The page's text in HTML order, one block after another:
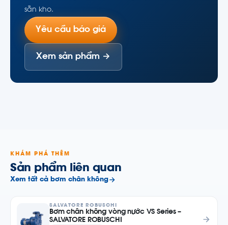
sẵn kho.
Yêu cầu báo giá
Xem sản phẩm →
KHÁM PHÁ THÊM
Sản phẩm liên quan
Xem tất cả bơm chân không
SALVATORE ROBUSCHI
Bơm chân không vòng nước VS Series –
SALVATORE ROBUSCHI